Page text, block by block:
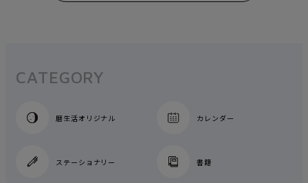
CATEGORY
暦生活オリジナル カレンダー
ステーショナリー 書籍